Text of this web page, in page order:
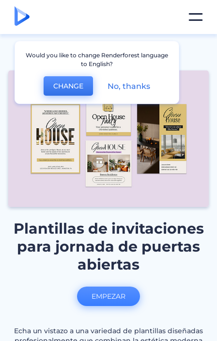
Plantillas de invitaciones
para jornada de puertas
abiertas
Echa un vistazo a una variedad de plantillas diseñadas
EMPEZAR
Would you like to change Renderforest language
to English?
CHANGE No, thanks